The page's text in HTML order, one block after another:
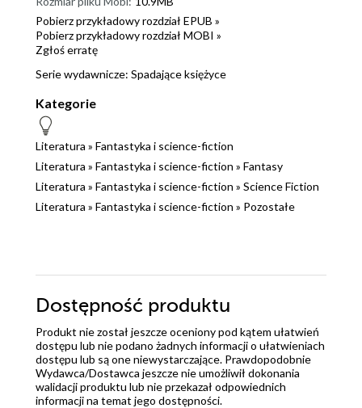
Pobierz przykładowy rozdział EPUB »
Pobierz przykładowy rozdział MOBI »
Zgłoś erratę
Serie wydawnicze: Spadające księżyce
Kategorie
Literatura » Fantastyka i science-fiction
Literatura » Fantastyka i science-fiction » Fantasy
Literatura » Fantastyka i science-fiction » Science Fiction
Literatura » Fantastyka i science-fiction » Pozostałe
Dostępność produktu
Produkt nie został jeszcze oceniony pod kątem ułatwień
dostępu lub nie podano żadnych informacji o ułatwieniach
dostępu lub są one niewystarczające. Prawdopodobnie
Wydawca/Dostawca jeszcze nie umożliwił dokonania
walidacji produktu lub nie przekazał odpowiednich
informacji na temat jego dostępności.